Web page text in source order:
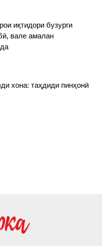
иқтидори бузурги
вале амалан
хона: таҳдиди пинҳонӣ